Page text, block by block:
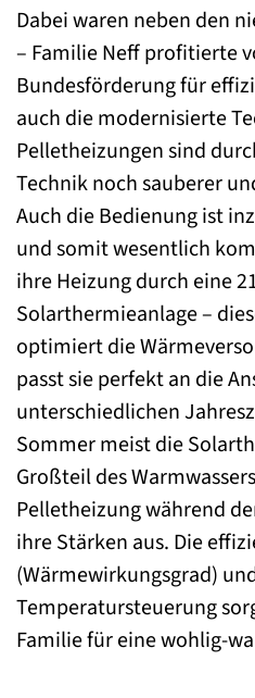
Dabei waren neben den
– Familie Neff profitierte
Bundesförderung für
auch die modernisierte
Pelletheizungen sind
Technik noch sauberer
Auch die Bedienung ist
und somit wesentlich
ihre Heizung durch eine
Solarthermieanlage –
optimiert die
passt sie perfekt an die
unterschiedlichen
Sommer meist die
Großteil des
Pelletheizung während
ihre Stärken aus. Die
(Wärmewirkungsgrad)
Temperatursteuerung
Familie für eine wohlig-